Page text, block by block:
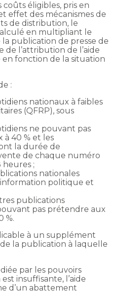
éligibles, pris en
effet des mécanismes de
de distribution, le
en multipliant le
publication de presse de
de l’attribution de l’aide
fonction de la situation
:
nationaux à faibles
(QFRP), sous
ne pouvant pas
40 % et les
la durée de
de chaque numéro
heures ;
nationales
politique et
publications
pas prétendre aux
%.
à un supplément
la publication à laquelle
par les pouvoirs
insuffisante, l’aide
d’un abattement